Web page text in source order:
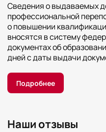
Сведения о выдаваемых
профессиональной
о повышении
вносятся в систему
документах об
дней с даты выдачи
Подробнее
Наши отзывы